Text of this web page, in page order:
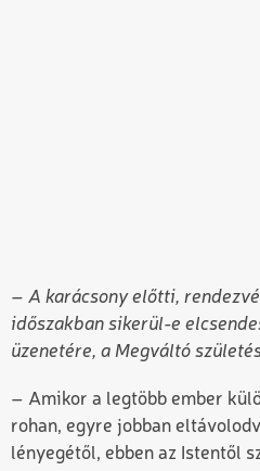
– A karácsony előtti,
időszakban sikerül-e
üzenetére, a Megváltó
– Amikor a legtöbb ember
rohan, egyre jobban
lényegétől, ebben az Istentől